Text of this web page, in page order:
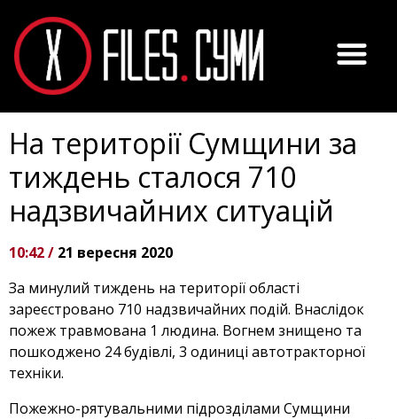
На території Сумщини за
тиждень сталося 710
надзвичайних ситуацій
10:42 / 21 вересня 2020
За минулий тиждень на території області
зареєстровано 710 надзвичайних подій. Внаслідок
пожеж травмована 1 людина. Вогнем знищено та
пошкоджено 24 будівлі, 3 одиниці автотракторної
техніки.
Пожежно-рятувальними підрозділами Сумщини